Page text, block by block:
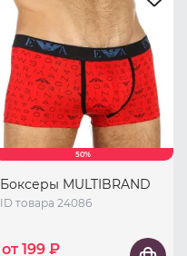
50%
Боксеры MULTIBRAND
ID товара 24086
от 199 ₽